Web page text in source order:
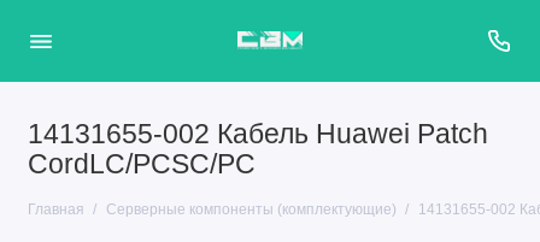
14131655-002 Кабель Huawei Patch
CordLC/PCSC/PC
Главная Серверные компоненты (комплектующие) 14131655-002